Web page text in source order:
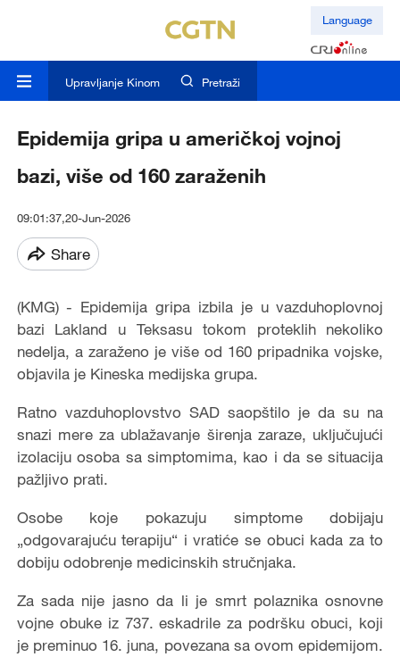
Language
Upravljanje Kinom Pretraži
Epidemija gripa u američkoj vojnoj
bazi, više od 160 zaraženih
09:01:37,20-Jun-2026
Share
(KMG) - Epidemija gripa izbila je u vazduhoplovnoj
bazi Lakland u Teksasu tokom proteklih nekoliko
nedelja, a zaraženo je više od 160 pripadnika vojske,
objavila je Kineska medijska grupa.
Ratno vazduhoplovstvo SAD saopštilo je da su na
snazi mere za ublažavanje širenja zaraze, uključujući
izolaciju osoba sa simptomima, kao i da se situacija
pažljivo prati.
Osobe koje pokazuju simptome dobijaju
„odgovarajuću terapiju“ i vratiće se obuci kada za to
dobiju odobrenje medicinskih stručnjaka.
Za sada nije jasno da li je smrt polaznika osnovne
vojne obuke iz 737. eskadrile za podršku obuci, koji
je preminuo 16. juna, povezana sa ovom epidemijom.